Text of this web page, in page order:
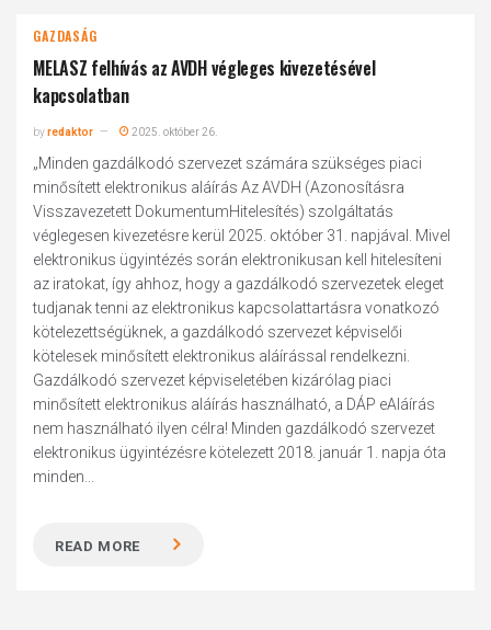
GAZDASÁG
MELASZ felhívás az AVDH végleges kivezetésével
kapcsolatban
byredaktor 2025. október 26.
„Minden gazdálkodó szervezet számára szükséges piaci
minősített elektronikus aláírás Az AVDH (Azonosításra
Visszavezetett DokumentumHitelesítés) szolgáltatás
véglegesen kivezetésre kerül 2025. október 31. napjával. Mivel
elektronikus ügyintézés során elektronikusan kell hitelesíteni
az iratokat, így ahhoz, hogy a gazdálkodó szervezetek eleget
tudjanak tenni az elektronikus kapcsolattartásra vonatkozó
kötelezettségüknek, a gazdálkodó szervezet képviselői
kötelesek minősített elektronikus aláírással rendelkezni.
Gazdálkodó szervezet képviseletében kizárólag piaci
minősített elektronikus aláírás használható, a DÁP eAláírás
nem használható ilyen célra! Minden gazdálkodó szervezet
elektronikus ügyintézésre kötelezett 2018. január 1. napja óta
minden...
READ MORE